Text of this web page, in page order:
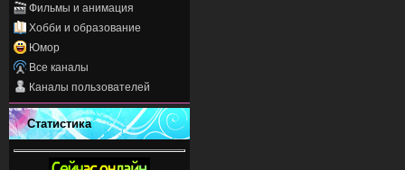
Фильмы и анимация
Хобби и образование
Юмор
Все каналы
Каналы пользователей
Статистика